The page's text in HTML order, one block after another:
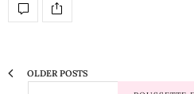
OLDER POSTS